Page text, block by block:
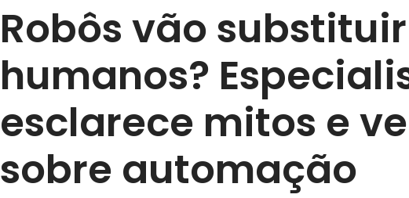
Robôs vão
humanos?
esclarece mitos e
sobre automação